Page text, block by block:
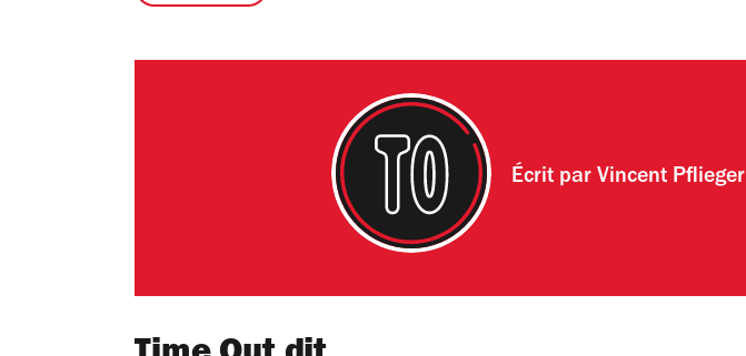
Écrit par Vincent Pflieger